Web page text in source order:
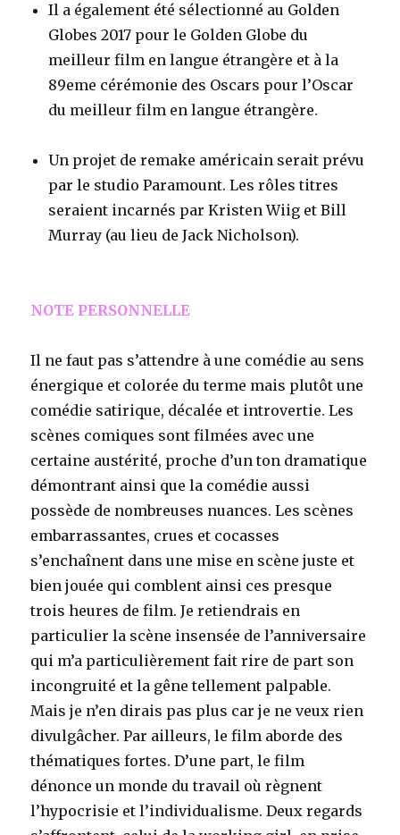
Il a également été sélectionné au Golden
Globes 2017 pour le Golden Globe du
meilleur film en langue étrangère et à la
89eme cérémonie des Oscars pour l’Oscar
du meilleur film en langue étrangère.
Un projet de remake américain serait prévu
par le studio Paramount. Les rôles titres
seraient incarnés par Kristen Wiig et Bill
Murray (au lieu de Jack Nicholson).
NOTE PERSONNELLE
Il ne faut pas s’attendre à une comédie au sens
énergique et colorée du terme mais plutôt une
comédie satirique, décalée et introvertie. Les
scènes comiques sont filmées avec une
certaine austérité, proche d’un ton dramatique
démontrant ainsi que la comédie aussi
possède de nombreuses nuances. Les scènes
embarrassantes, crues et cocasses
s’enchaînent dans une mise en scène juste et
bien jouée qui comblent ainsi ces presque
trois heures de film. Je retiendrais en
particulier la scène insensée de l’anniversaire
qui m’a particulièrement fait rire de part son
incongruité et la gêne tellement palpable.
Mais je n’en dirais pas plus car je ne veux rien
divulgâcher. Par ailleurs, le film aborde des
thématiques fortes. D’une part, le film
dénonce un monde du travail où règnent
l’hypocrisie et l’individualisme. Deux regards